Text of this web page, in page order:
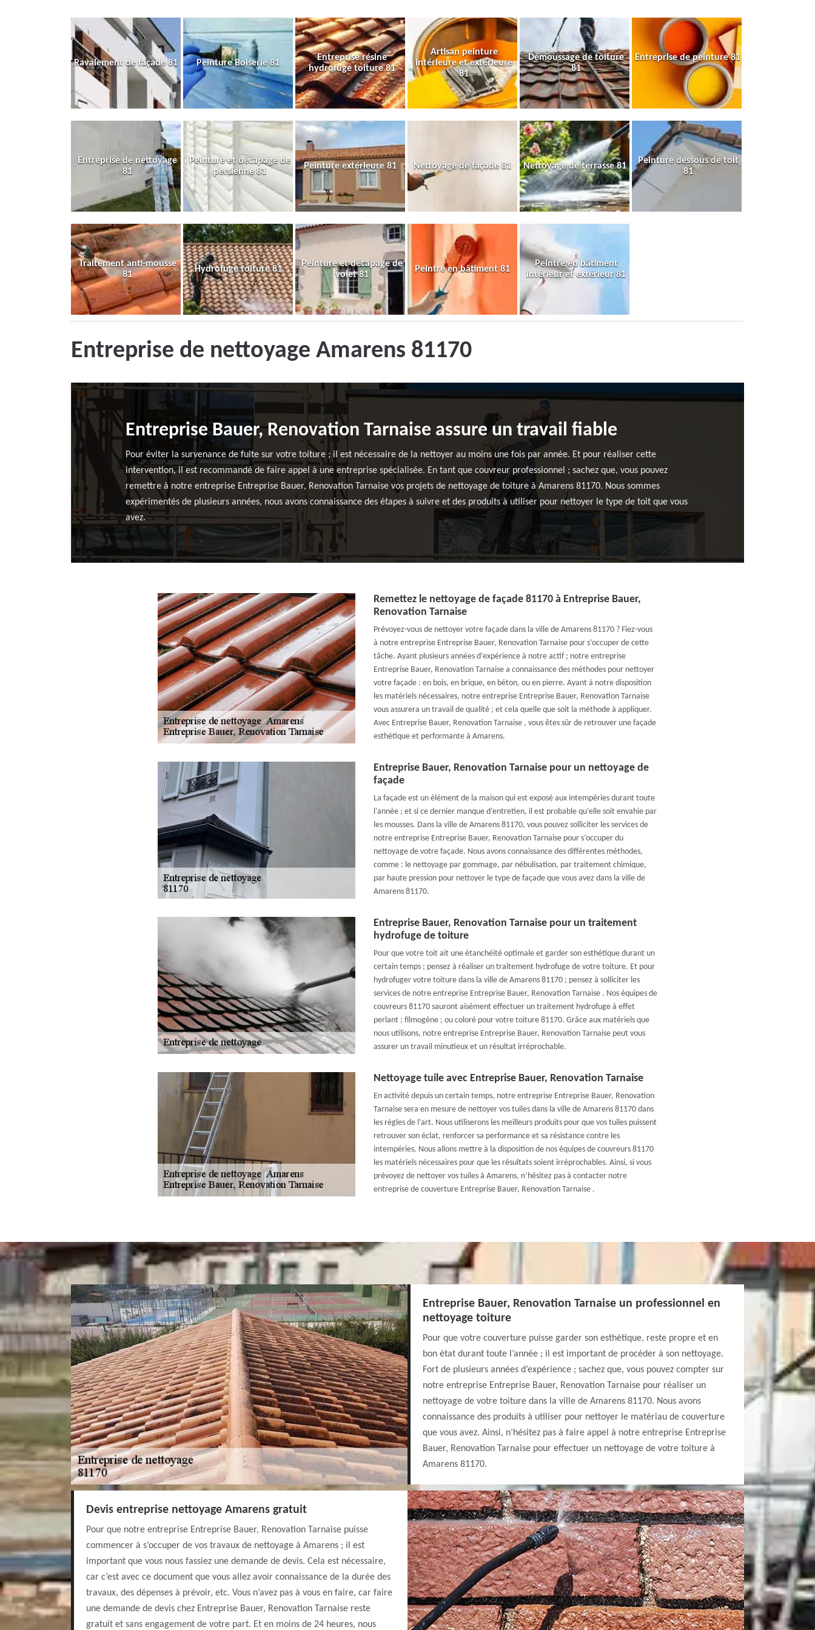
Ravalement de façade 81 Peinture Boiserie 81
Entreprise résine
hydrofuge toiture 81
Artisan peinture
intérieure et extérieure
81
Démoussage de toiture
81
Entreprise de peinture 81
Entreprise de nettoyage
81
Peinture et décapage de
persienne 81
Peinture extérieure 81 Nettoyage de façade 81 Nettoyage de terrasse 81
Peinture dessous de toit
81
Traitement anti-mousse
81
Hydrofuge toiture 81
Peinture et décapage de
volet 81
Peintre en bâtiment 81
Peintre en bâtiment
intérieur et extérieur 81
Entreprise de nettoyage Amarens 81170
Entreprise Bauer, Renovation Tarnaise assure un travail fiable
Pour éviter la survenance de fuite sur votre toiture ; il est nécessaire de la nettoyer au moins une fois par année. Et pour réaliser cette
intervention, il est recommandé de faire appel à une entreprise spécialisée. En tant que couvreur professionnel ; sachez que, vous pouvez
remettre à notre entreprise Entreprise Bauer, Renovation Tarnaise vos projets de nettoyage de toiture à Amarens 81170. Nous sommes
expérimentés de plusieurs années, nous avons connaissance des étapes à suivre et des produits à utiliser pour nettoyer le type de toit que vous
avez.
Remettez le nettoyage de façade 81170 à Entreprise Bauer,
Renovation Tarnaise
Prévoyez-vous de nettoyer votre façade dans la ville de Amarens 81170 ? Fiez-vous
à notre entreprise Entreprise Bauer, Renovation Tarnaise pour s’occuper de cette
tâche. Ayant plusieurs années d’expérience à notre actif ; notre entreprise
Entreprise Bauer, Renovation Tarnaise a connaissance des méthodes pour nettoyer
votre façade : en bois, en brique, en béton, ou en pierre. Ayant à notre disposition
les matériels nécessaires, notre entreprise Entreprise Bauer, Renovation Tarnaise
vous assurera un travail de qualité ; et cela quelle que soit la méthode à appliquer.
Avec Entreprise Bauer, Renovation Tarnaise , vous êtes sûr de retrouver une façade
esthétique et performante à Amarens.
Entreprise Bauer, Renovation Tarnaise pour un nettoyage de
façade
La façade est un élément de la maison qui est exposé aux intempéries durant toute
l’année ; et si ce dernier manque d’entretien, il est probable qu’elle soit envahie par
les mousses. Dans la ville de Amarens 81170, vous pouvez solliciter les services de
notre entreprise Entreprise Bauer, Renovation Tarnaise pour s’occuper du
nettoyage de votre façade. Nous avons connaissance des différentes méthodes,
comme : le nettoyage par gommage, par nébulisation, par traitement chimique,
par haute pression pour nettoyer le type de façade que vous avez dans la ville de
Amarens 81170.
Entreprise Bauer, Renovation Tarnaise pour un traitement
hydrofuge de toiture
Pour que votre toit ait une étanchéité optimale et garder son esthétique durant un
certain temps ; pensez à réaliser un traitement hydrofuge de votre toiture. Et pour
hydrofuger votre toiture dans la ville de Amarens 81170 ; pensez à solliciter les
services de notre entreprise Entreprise Bauer, Renovation Tarnaise . Nos équipes de
couvreurs 81170 sauront aisément effectuer un traitement hydrofuge à effet
perlant ; filmogène ; ou coloré pour votre toiture 81170. Grâce aux matériels que
nous utilisons, notre entreprise Entreprise Bauer, Renovation Tarnaise peut vous
assurer un travail minutieux et un résultat irréprochable.
Nettoyage tuile avec Entreprise Bauer, Renovation Tarnaise
En activité depuis un certain temps, notre entreprise Entreprise Bauer, Renovation
Tarnaise sera en mesure de nettoyer vos tuiles dans la ville de Amarens 81170 dans
les règles de l’art. Nous utiliserons les meilleurs produits pour que vos tuiles puissent
retrouver son éclat, renforcer sa performance et sa résistance contre les
intempéries. Nous allons mettre à la disposition de nos équipes de couvreurs 81170
les matériels nécessaires pour que les résultats soient irréprochables. Ainsi, si vous
prévoyez de nettoyer vos tuiles à Amarens, n’hésitez pas à contacter notre
entreprise de couverture Entreprise Bauer, Renovation Tarnaise .
Entreprise Bauer, Renovation Tarnaise un professionnel en
nettoyage toiture
Pour que votre couverture puisse garder son esthétique, reste propre et en
bon état durant toute l’année ; il est important de procéder à son nettoyage.
Fort de plusieurs années d’expérience ; sachez que, vous pouvez compter sur
notre entreprise Entreprise Bauer, Renovation Tarnaise pour réaliser un
nettoyage de votre toiture dans la ville de Amarens 81170. Nous avons
connaissance des produits à utiliser pour nettoyer le matériau de couverture
que vous avez. Ainsi, n’hésitez pas à faire appel à notre entreprise Entreprise
Bauer, Renovation Tarnaise pour effectuer un nettoyage de votre toiture à
Amarens 81170.
Devis entreprise nettoyage Amarens gratuit
Pour que notre entreprise Entreprise Bauer, Renovation Tarnaise puisse
commencer à s’occuper de vos travaux de nettoyage à Amarens ; il est
important que vous nous fassiez une demande de devis. Cela est nécessaire,
car c’est avec ce document que vous allez avoir connaissance de la durée des
travaux, des dépenses à prévoir, etc. Vous n’avez pas à vous en faire, car faire
une demande de devis chez Entreprise Bauer, Renovation Tarnaise reste
gratuit et sans engagement de votre part. Et en moins de 24 heures, nous